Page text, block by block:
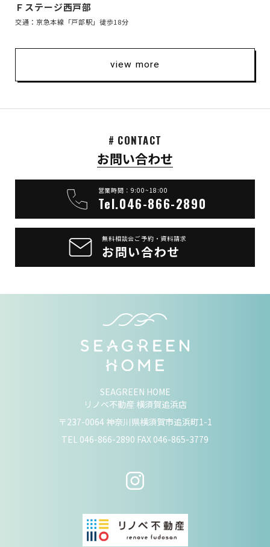
Ｆステージ西戸部
交通：京急本線「戸部駅」徒歩18分
view more
# CONTACT
お問い合わせ
無料相談会ご予約・資料請求
お問い合わせ
営業時間：9:00~18:00
Tel.046-866-2890
SEAGREEN HOME
リノベ不動産 横須賀追浜店
〒237-0064 神奈川県横須賀市追浜町1-1
TEL 046-866-2890 FAX 046-865-3779